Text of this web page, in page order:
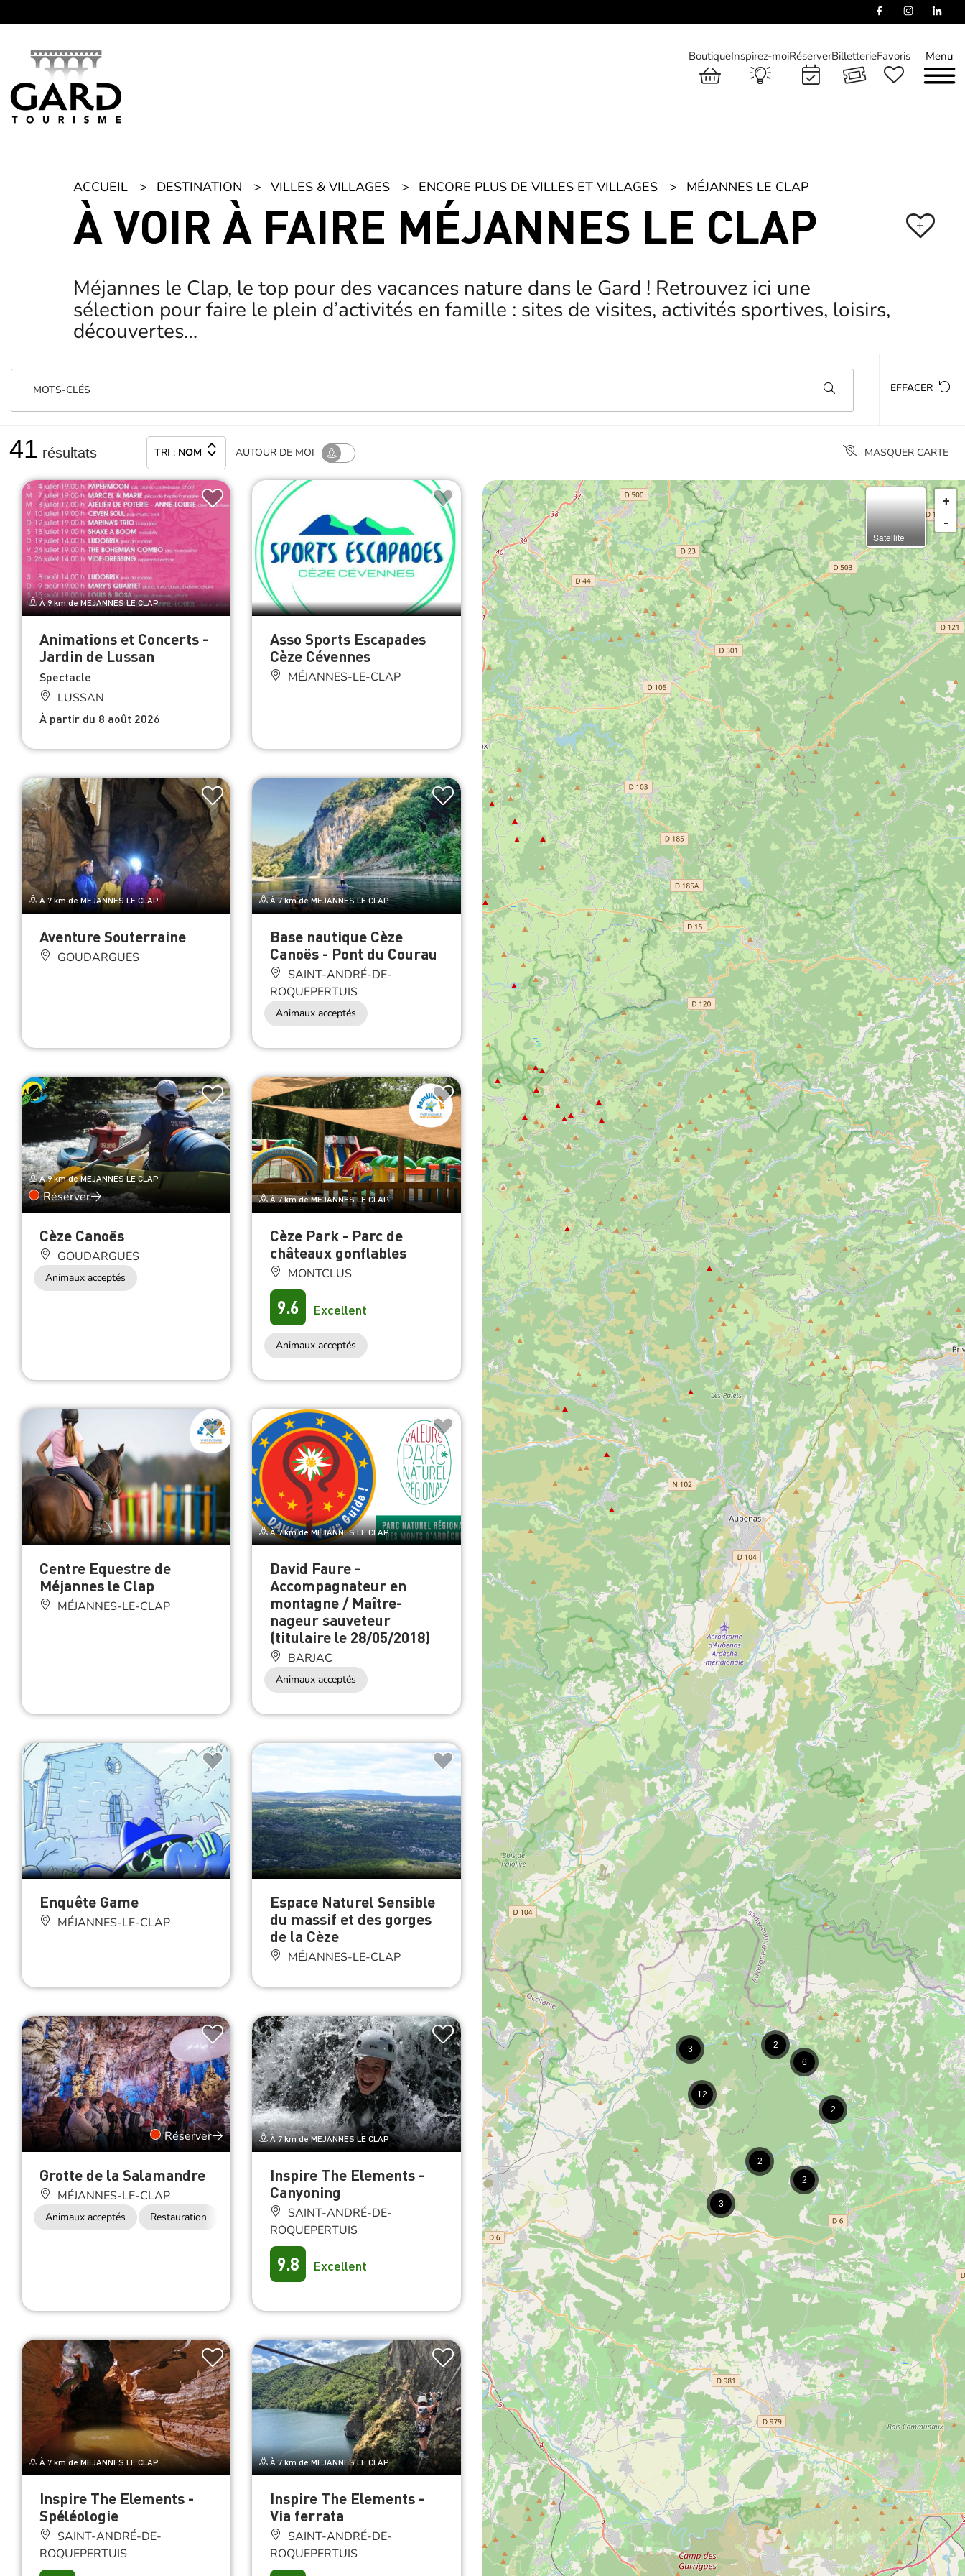
Menu
BoutiqueInspirez-moiRéserverBilletterieFavoris
ACCUEIL DESTINATION VILLES & VILLAGES ENCORE PLUS DE VILLES ET VILLAGES MÉJANNES LE CLAP
À VOIR À FAIRE MÉJANNES LE CLAP +
Méjannes le Clap, le top pour des vacances nature dans le Gard ! Retrouvez ici une
sélection pour faire le plein d’activités en famille : sites de visites, activités sportives, loisirs,
découvertes…
MOTS-CLÉS EFFACER
41 résultats TRI : NOM AUTOUR DE MOI MASQUER CARTE
À 9 km de MEJANNES LE CLAP
Animations et Concerts -
Jardin de Lussan
Spectacle
LUSSAN
À partir du 8 août 2026
Asso Sports Escapades
Cèze Cévennes
MÉJANNES-LE-CLAP
À 7 km de MEJANNES LE CLAP
Aventure Souterraine
GOUDARGUES
À 7 km de MEJANNES LE CLAP
Base nautique Cèze
Canoës - Pont du Courau
SAINT-ANDRÉ-DE-
ROQUEPERTUIS
Animaux acceptés
À 9 km de MEJANNES LE CLAP
Réserver
Cèze Canoës
GOUDARGUES
Animaux acceptés
À 7 km de MEJANNES LE CLAP
Cèze Park - Parc de
châteaux gonflables
MONTCLUS
9.6 Excellent
Animaux acceptés
Centre Equestre de
Méjannes le Clap
MÉJANNES-LE-CLAP
À 9 km de MEJANNES LE CLAP
David Faure -
Accompagnateur en
montagne / Maître-
nageur sauveteur
(titulaire le 28/05/2018)
BARJAC
Animaux acceptés
Enquête Game
MÉJANNES-LE-CLAP
Espace Naturel Sensible
du massif et des gorges
de la Cèze
MÉJANNES-LE-CLAP
Réserver
Grotte de la Salamandre
MÉJANNES-LE-CLAP
Animaux acceptés Restauration
À 7 km de MEJANNES LE CLAP
Inspire The Elements -
Canyoning
SAINT-ANDRÉ-DE-
ROQUEPERTUIS
9.8 Excellent
À 7 km de MEJANNES LE CLAP
Inspire The Elements -
Spéléologie
SAINT-ANDRÉ-DE-
ROQUEPERTUIS
À 7 km de MEJANNES LE CLAP
Inspire The Elements -
Via ferrata
SAINT-ANDRÉ-DE-
ROQUEPERTUIS
2
2
2
3
6
12
2
3
+
-
Satellite